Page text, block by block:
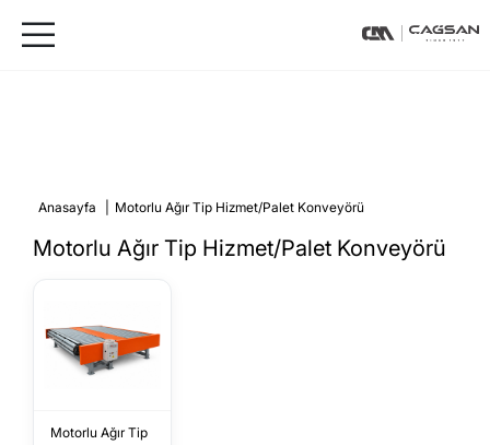
Anasayfa Motorlu Ağır Tip Hizmet/Palet Konveyörü
Motorlu Ağır Tip Hizmet/Palet Konveyörü
Motorlu Ağır Tip